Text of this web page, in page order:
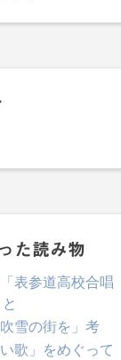
た読み物
表参道高校合唱
雪の街を」考
歌」をめぐって